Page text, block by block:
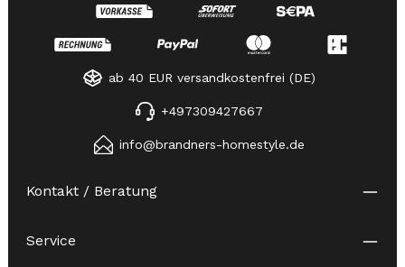
ab 40 EUR versandkostenfrei (DE)
+497309427667
info@brandners-homestyle.de
Kontakt / Beratung
Service